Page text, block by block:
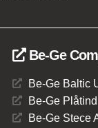
Be-Ge
Be-Ge Baltic
Be-Ge
Be-Ge Stece